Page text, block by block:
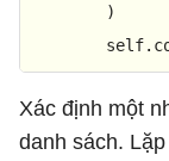
        )
Xác định một
danh sách.